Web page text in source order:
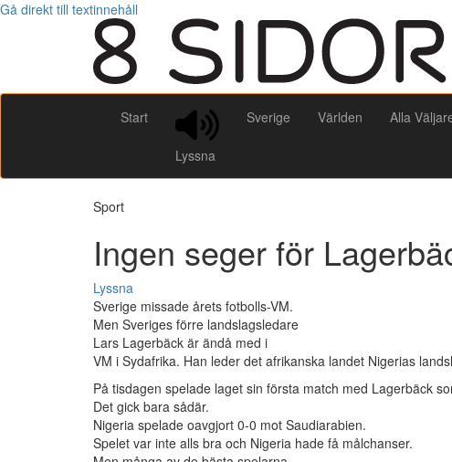
Gå direkt till textinnehåll
Start
Lyssna
Sverige Världen Alla
Sport
Ingen seger för
Lyssna
Sverige missade årets fotbolls-VM.
Men Sveriges förre landslagsledare
Lars Lagerbäck är ändå med i
VM i Sydafrika. Han leder det afrikanska landet Nigerias
På tisdagen spelade laget sin första match med Lagerbäck
Det gick bara sådär.
Nigeria spelade oavgjort 0-0 mot Saudiarabien.
Spelet var inte alls bra och Nigeria hade få målchanser.